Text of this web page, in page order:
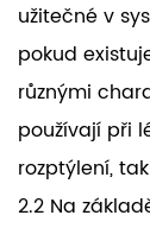
užitečné v
pokud
různými
používají při
rozptýlení,
2.2 Na